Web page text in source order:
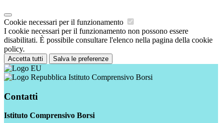
Cookie necessari per il funzionamento
I cookie necessari per il funzionamento non possono essere
disabilitati. È possibile consultare l'elenco nella pagina della cookie
policy.
Accetta tutti Salva le preferenze
Istituto Comprensivo Borsi
Contatti
Istituto Comprensivo Borsi